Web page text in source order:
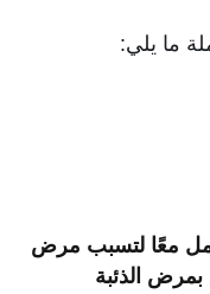
ما يلي:
تعمل معًا لتسبب مرض
الذئبة